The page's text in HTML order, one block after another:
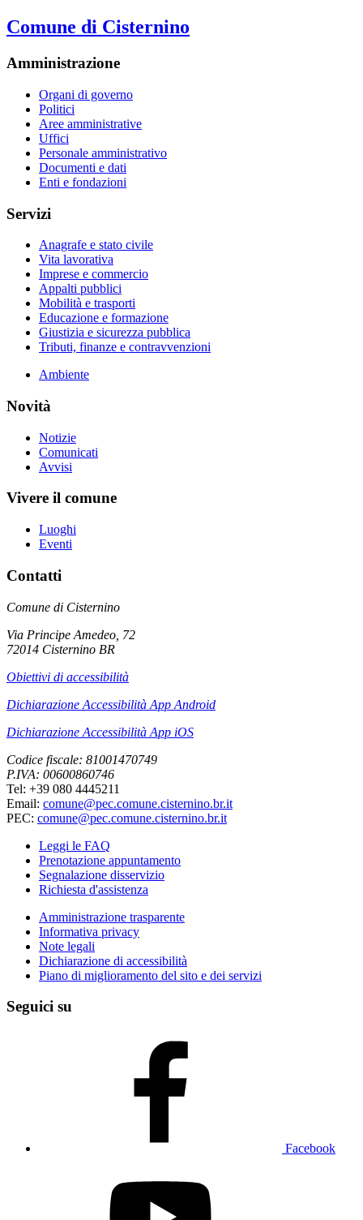
Comune di Cisternino
Amministrazione
Organi di governo
Politici
Aree amministrative
Uffici
Personale amministrativo
Documenti e dati
Enti e fondazioni
Servizi
Anagrafe e stato civile
Vita lavorativa
Imprese e commercio
Appalti pubblici
Mobilità e trasporti
Educazione e formazione
Giustizia e sicurezza pubblica
Tributi, finanze e contravvenzioni
Ambiente
Novità
Notizie
Comunicati
Avvisi
Vivere il comune
Luoghi
Eventi
Contatti
Comune di Cisternino
Via Principe Amedeo, 72
72014 Cisternino BR
Obiettivi di accessibilità
Dichiarazione Accessibilità App Android
Dichiarazione Accessibilità App iOS
Codice fiscale: 81001470749
P.IVA: 00600860746
Tel: +39 080 4445211
Email: comune@pec.comune.cisternino.br.it
PEC: comune@pec.comune.cisternino.br.it
Leggi le FAQ
Prenotazione appuntamento
Segnalazione disservizio
Richiesta d'assistenza
Amministrazione trasparente
Informativa privacy
Note legali
Dichiarazione di accessibilità
Piano di miglioramento del sito e dei servizi
Seguici su
Facebook